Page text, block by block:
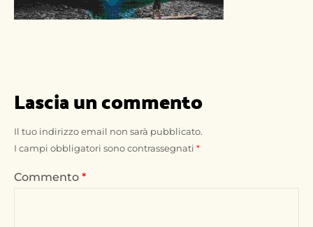
Lascia un commento
Il tuo indirizzo email non sarà pubblicato.
I campi obbligatori sono contrassegnati *
Commento *